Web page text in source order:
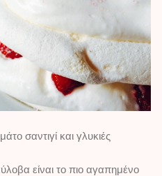
σαντιγί και γλυκιές
είναι το πιο αγαπημένο